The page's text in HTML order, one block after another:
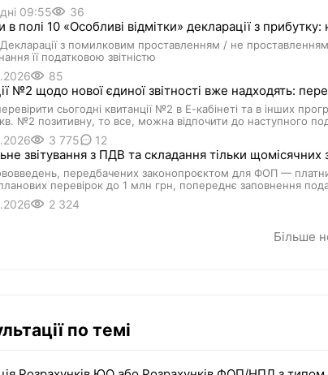
09:55 36
полі 10 «Особливі відмітки» декларації з
з помилковим проставленням / не
її податковою звітністю
85
№2 щодо нової єдиної звітності вже надходять:
сьогодні квитанції №2 в Е-кабінеті та в інших
№2 позитивну, то все, можна відпочити до наступного
3 775 12
звітування з ПДВ та складання тільки
передбачених законопроєктом для ФОП —
перевірок до 1 млн грн, попереднє заповнення
2 324
Більше
по темі